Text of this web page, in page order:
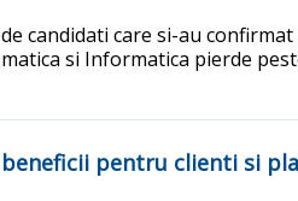
candidati care si-au
si Informatica pierde
pentru clienti si